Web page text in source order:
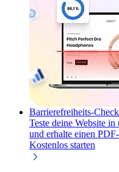
Barrierefreiheits-Check
Teste deine Website
und erhalte einen
Kostenlos starten